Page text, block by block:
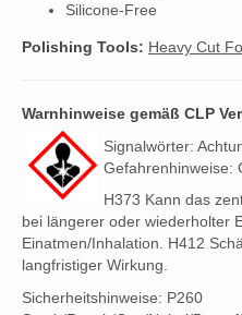
Silicone-Free
Polishing Tools: Heavy Cut
Warnhinweise gemäß CLP
Signalwörter:
Gefahrenhinweise:
H373 Kann das
bei längerer oder wiederholter
Einatmen/Inhalation. H412
langfristiger Wirkung.
Sicherheitshinweise: P260